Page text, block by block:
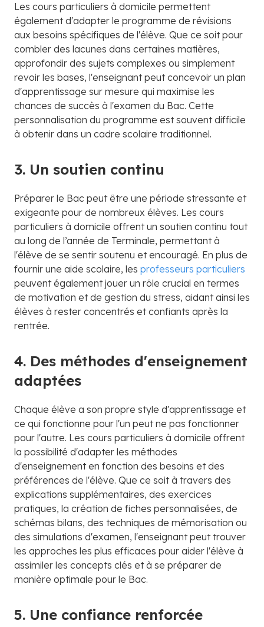
Les cours particuliers à domicile permettent
également d'adapter le programme de révisions
aux besoins spécifiques de l'élève. Que ce soit pour
combler des lacunes dans certaines matières,
approfondir des sujets complexes ou simplement
revoir les bases, l'enseignant peut concevoir un plan
d'apprentissage sur mesure qui maximise les
chances de succès à l'examen du Bac. Cette
personnalisation du programme est souvent difficile
à obtenir dans un cadre scolaire traditionnel.
3. Un soutien continu
Préparer le Bac peut être une période stressante et
exigeante pour de nombreux élèves. Les cours
particuliers à domicile offrent un soutien continu tout
au long de l’année de Terminale, permettant à
l'élève de se sentir soutenu et encouragé. En plus de
fournir une aide scolaire, les professeurs particuliers
peuvent également jouer un rôle crucial en termes
de motivation et de gestion du stress, aidant ainsi les
élèves à rester concentrés et confiants après la
rentrée.
4. Des méthodes d'enseignement
adaptées
Chaque élève a son propre style d'apprentissage et
ce qui fonctionne pour l'un peut ne pas fonctionner
pour l'autre. Les cours particuliers à domicile offrent
la possibilité d'adapter les méthodes
d'enseignement en fonction des besoins et des
préférences de l'élève. Que ce soit à travers des
explications supplémentaires, des exercices
pratiques, la création de fiches personnalisées, de
schémas bilans, des techniques de mémorisation ou
des simulations d'examen, l'enseignant peut trouver
les approches les plus efficaces pour aider l'élève à
assimiler les concepts clés et à se préparer de
manière optimale pour le Bac.
5. Une confiance renforcée